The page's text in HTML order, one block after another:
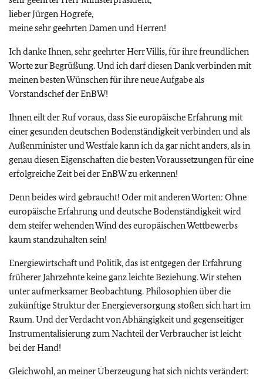
lieber Jürgen Hogrefe,
meine sehr geehrten Damen und Herren!
Ich danke Ihnen, sehr geehrter Herr Villis, für ihre freundlichen
Worte zur Begrüßung. Und ich darf diesen Dank verbinden mit
meinen besten Wünschen für ihre neue Aufgabe als
Vorstandschef der EnBW!
Ihnen eilt der Ruf voraus, dass Sie europäische Erfahrung mit
einer gesunden deutschen Bodenständigkeit verbinden und als
Außenminister und Westfale kann ich da gar nicht anders, als in
genau diesen Eigenschaften die besten Voraussetzungen für eine
erfolgreiche Zeit bei der EnBW zu erkennen!
Denn beides wird gebraucht! Oder mit anderen Worten: Ohne
europäische Erfahrung und deutsche Bodenständigkeit wird
dem steifer wehenden Wind des europäischen Wettbewerbs
kaum standzuhalten sein!
Energiewirtschaft und Politik, das ist entgegen der Erfahrung
früherer Jahrzehnte keine ganz leichte Beziehung. Wir stehen
unter aufmerksamer Beobachtung. Philosophien über die
zukünftige Struktur der Energieversorgung stoßen sich hart im
Raum. Und der Verdacht von Abhängigkeit und gegenseitiger
Instrumentalisierung zum Nachteil der Verbraucher ist leicht
bei der Hand!
Gleichwohl, an meiner Überzeugung hat sich nichts verändert: